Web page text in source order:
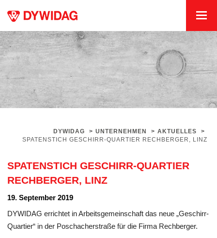
DYWIDAG > UNTERNEHMEN > AKTUELLES
>
SPATENSTICH GESCHIRR-QUARTIER RECHBERGER, LINZ
SPATENSTICH GESCHIRR-QUARTIER
RECHBERGER, LINZ
19. September 2019
DYWIDAG errichtet in Arbeitsgemeinschaft das neue „Geschirr-
Quartier“ in der Poschacherstraße für die Firma Rechberger.